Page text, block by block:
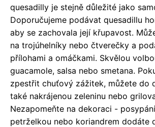
quesadilly je stejně důležité jako
Doporučujeme podávat quesadillu
aby se zachovala její křupavost.
na trojúhelníky nebo čtverečky a
přílohami a omáčkami. Skvělou
guacamole, salsa nebo smetana.
zpestřit chuťový zážitek, můžete do
také nakrájenou zeleninu nebo
Nezapomeňte na dekoraci -
petrželkou nebo koriandrem dodáte